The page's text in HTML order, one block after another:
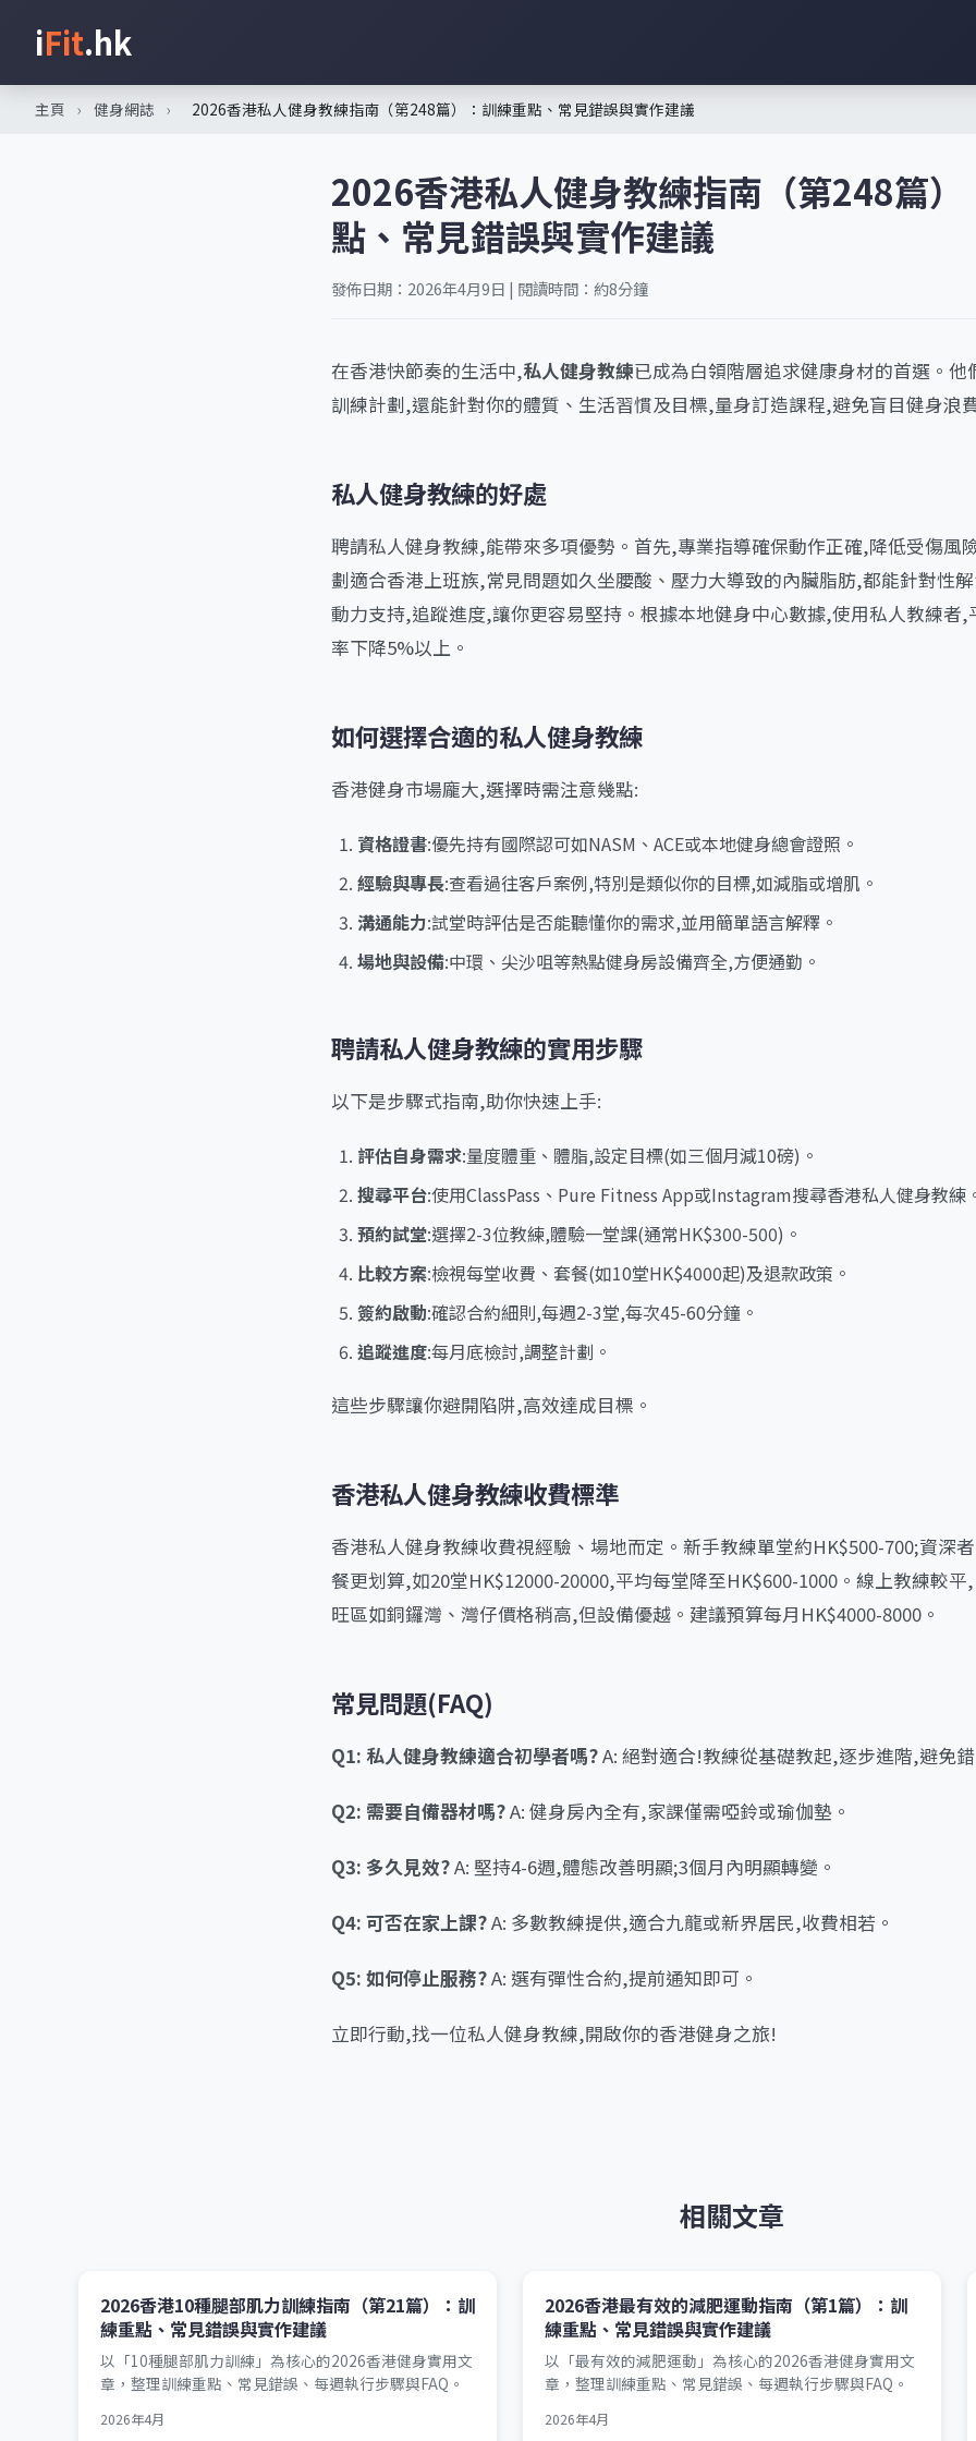
iFit.hk
主頁 › 健身網誌 › 2026香港私人健身教練指南（第248篇）：訓練重點、常見錯誤與實作建議
2026香港私人健身教練指南（第248篇）
點、常見錯誤與實作建議
發佈日期：2026年4月9日 | 閱讀時間：約8分鐘
在香港快節奏的生活中,私人健身教練已成為白領階層追求健康身材的首選。他
訓練計劃,還能針對你的體質、生活習慣及目標,量身訂造課程,避免盲目健身浪
私人健身教練的好處
聘請私人健身教練,能帶來多項優勢。首先,專業指導確保動作正確,降低受傷風
劃適合香港上班族,常見問題如久坐腰酸、壓力大導致的內臟脂肪,都能針對性
動力支持,追蹤進度,讓你更容易堅持。根據本地健身中心數據,使用私人教練者,
率下降5%以上。
如何選擇合適的私人健身教練
香港健身市場龐大,選擇時需注意幾點:
資格證書:優先持有國際認可如NASM、ACE或本地健身總會證照。
經驗與專長:查看過往客戶案例,特別是類似你的目標,如減脂或增肌。
溝通能力:試堂時評估是否能聽懂你的需求,並用簡單語言解釋。
場地與設備:中環、尖沙咀等熱點健身房設備齊全,方便通勤。
聘請私人健身教練的實用步驟
以下是步驟式指南,助你快速上手:
評估自身需求:量度體重、體脂,設定目標(如三個月減10磅)。
搜尋平台:使用ClassPass、Pure Fitness App或Instagram搜尋香港私人健身教練
預約試堂:選擇2-3位教練,體驗一堂課(通常HK$300-500)。
比較方案:檢視每堂收費、套餐(如10堂HK$4000起)及退款政策。
簽約啟動:確認合約細則,每週2-3堂,每次45-60分鐘。
追蹤進度:每月底檢討,調整計劃。
這些步驟讓你避開陷阱,高效達成目標。
香港私人健身教練收費標準
香港私人健身教練收費視經驗、場地而定。新手教練單堂約HK$500-700;資深
餐更划算,如20堂HK$12000-20000,平均每堂降至HK$600-1000。線上教練較
旺區如銅鑼灣、灣仔價格稍高,但設備優越。建議預算每月HK$4000-8000。
常見問題(FAQ)
Q1: 私人健身教練適合初學者嗎?A: 絕對適合!教練從基礎教起,逐步進階,避免
Q2: 需要自備器材嗎?A: 健身房內全有,家課僅需啞鈴或瑜伽墊。
Q3: 多久見效?A: 堅持4-6週,體態改善明顯;3個月內明顯轉變。
Q4: 可否在家上課?A: 多數教練提供,適合九龍或新界居民,收費相若。
Q5: 如何停止服務?A: 選有彈性合約,提前通知即可。
立即行動,找一位私人健身教練,開啟你的香港健身之旅!
相關文章
2026香港10種腿部肌力訓練指南（第21篇）：訓
練重點、常見錯誤與實作建議
以「10種腿部肌力訓練」為核心的2026香港健身實用文
章，整理訓練重點、常見錯誤、每週執行步驟與FAQ。
2026年4月
2026香港最有效的減肥運動指南（第1篇）：訓
練重點、常見錯誤與實作建議
以「最有效的減肥運動」為核心的2026香港健身實用文
章，整理訓練重點、常見錯誤、每週執行步驟與FAQ。
2026年4月